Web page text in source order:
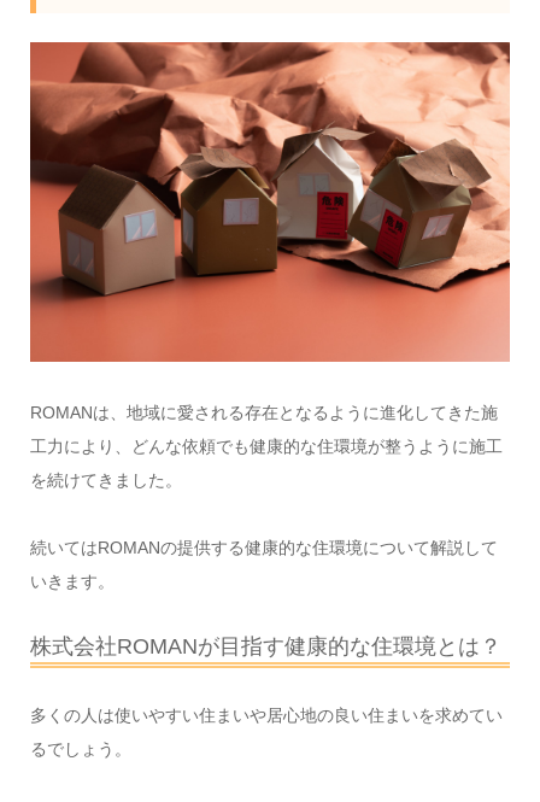
ROMANは、地域に愛される存在となるように進化してきた施
工力により、どんな依頼でも健康的な住環境が整うように施工
を続けてきました。
続いてはROMANの提供する健康的な住環境について解説して
いきます。
株式会社ROMANが目指す健康的な住環境とは？
多くの人は使いやすい住まいや居心地の良い住まいを求めてい
るでしょう。